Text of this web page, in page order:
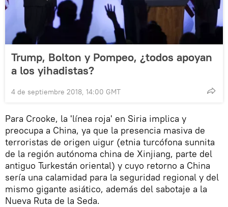
Trump, Bolton y Pompeo, ¿todos apoyan
a los yihadistas?
4 de septiembre 2018, 14:00 GMT
Para Crooke, la 'línea roja' en Siria implica y
preocupa a China, ya que la presencia masiva de
terroristas de origen uigur (etnia turcófona sunnita
de la región autónoma china de Xinjiang, parte del
antiguo Turkestán oriental) y cuyo retorno a China
sería una calamidad para la seguridad regional y del
mismo gigante asiático, además del sabotaje a la
Nueva Ruta de la Seda.